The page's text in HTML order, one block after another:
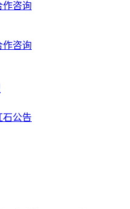
作咨询
作咨询
石公告